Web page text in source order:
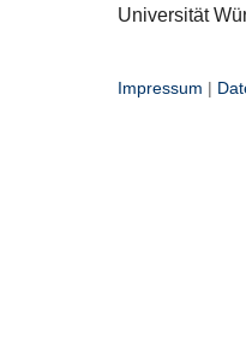
Universität
Impressum |